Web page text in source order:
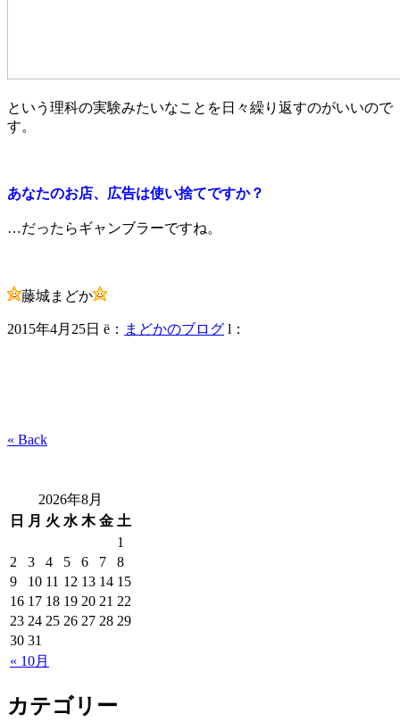
という理科の実験みたいなことを日々繰り返すのがいいので
す。
あなたのお店、広告は使い捨てですか？
…だったらギャンブラーですね。
藤城まどか
2015年4月25日 ë ： まどかのブログ l ：
« Back
2026年8月
日
月 火 水 木 金 土
« 10月
1
2
3 4 5 6 7
8
9
10 11 12 13 14 15
16 17 18 19 20 21 22
23 24 25 26 27 28 29
30 31
カテゴリー